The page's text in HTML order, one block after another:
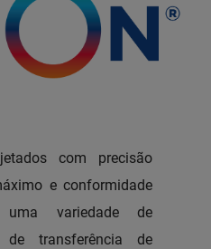
com precisão
e conformidade
uma variedade de
de transferência de